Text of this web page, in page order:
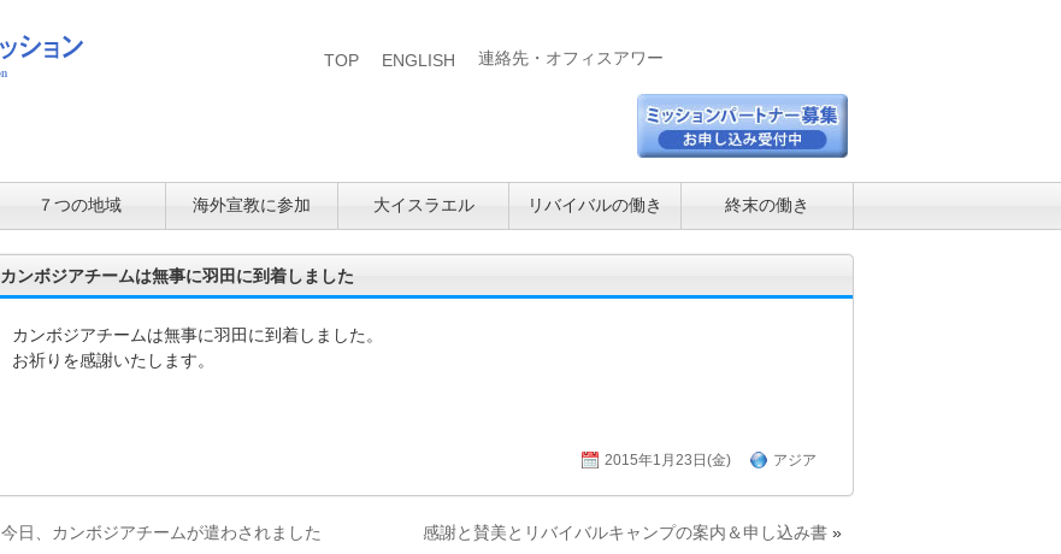
TOP ENGLISH 連絡先・オフィスアワー
７つの地域 海外宣教に参加 大イスラエル リバイバルの働き 終末の働き
カンボジアチームは無事に羽田に到着しました
カンボジアチームは無事に羽田に到着しました。
お祈りを感謝いたします。
2015年1月23日(金) アジア
今日、カンボジアチームが遣わされました 感謝と賛美とリバイバルキャンプの案内＆申し込み書 »